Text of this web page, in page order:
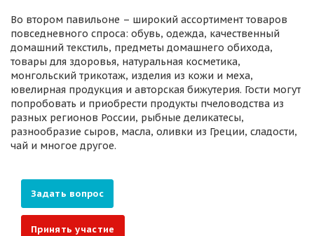
Во втором павильоне – широкий ассортимент товаров
повседневного спроса: обувь, одежда, качественный
домашний текстиль, предметы домашнего обихода,
товары для здоровья, натуральная косметика,
монгольский трикотаж, изделия из кожи и меха,
ювелирная продукция и авторская бижутерия. Гости могут
попробовать и приобрести продукты пчеловодства из
разных регионов России, рыбные деликатесы,
разнообразие сыров, масла, оливки из Греции, сладости,
чай и многое другое.
Задать вопрос
Принять участие